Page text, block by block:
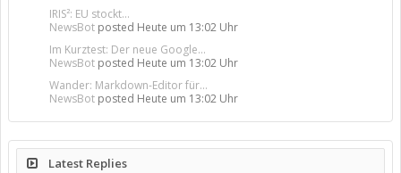
IRIS²: EU stockt...
NewsBot posted Heute um 13:02 Uhr
Im Kurztest: Der neue Google...
NewsBot posted Heute um 13:02 Uhr
Wander: Markdown-Editor für...
NewsBot posted Heute um 13:02 Uhr
Latest Replies